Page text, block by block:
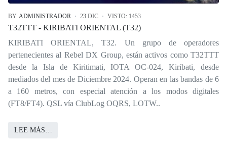
BY ADMINISTRADOR 23.DIC VISTO: 1453
T32TTT - KIRIBATI ORIENTAL (T32)
KIRIBATI ORIENTAL, T32. Un grupo de operadores
pertenecientes al Rebel DX Group, están activos como T32TTT
desde la Isla de Kiritimati, IOTA OC-024, Kiribati, desde
mediados del mes de Diciembre 2024. Operan en las bandas de 6
a 160 metros, con especial atención a los modos digitales
(FT8/FT4). QSL vía ClubLog OQRS, LOTW..
LEE MÁS…